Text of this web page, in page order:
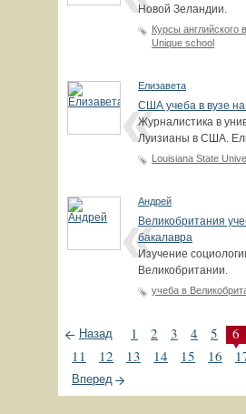
Новой Зеландии.
Курсы английского
Unique school
Елизавета
США учеба в вузе
Журналистика в
Луизианы в США.
Louisiana State
Андрей
Великобритания
бакалавра
Изучение
Великобритании.
учеба в
Назад 1 2 3 4 5 6
11
12 13 14 15 16
Вперед